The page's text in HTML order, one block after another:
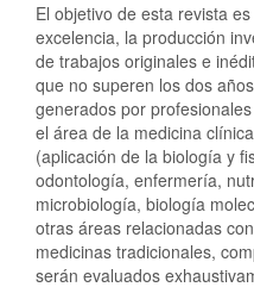
El objetivo de esta revista
excelencia, la producción
de trabajos originales e
que no superen los dos
generados por
el área de la medicina
(aplicación de la biología y
odontología, enfermería,
microbiología, biología
otras áreas relacionadas
medicinas tradicionales,
serán evaluados